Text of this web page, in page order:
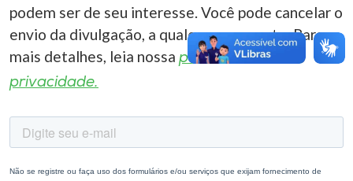
podem ser de seu interesse. Você pode cancelar o
envio da divulgação, a qualquer momento. Para
mais detalhes, leia nossa política de
privacidade.